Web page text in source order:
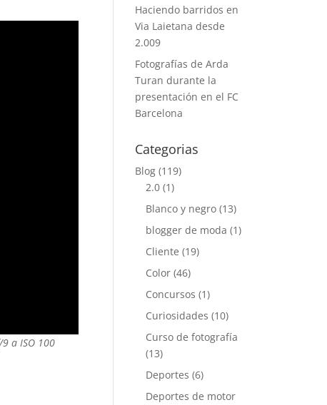
a ISO 100
Haciendo barridos en
Via Laietana desde
2.009
Fotografías de Arda
Turan durante la
presentación en el FC
Barcelona
Categorias
Blog (119)
2.0 (1)
Blanco y negro (13)
blogger de moda (1)
Cliente (19)
Color (46)
Concursos (1)
Curiosidades (10)
Curso de fotografía
(13)
Deportes (6)
Deportes de motor